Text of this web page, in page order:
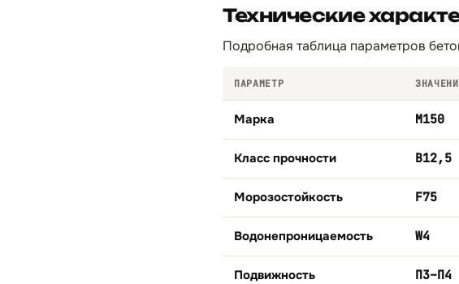
Технические
Подробная таблица параметров
ПАРАМЕТР
Марка М150
Класс прочности B12,5
Морозостойкость F75
Водонепроницаемость W4
Подвижность П3–П4